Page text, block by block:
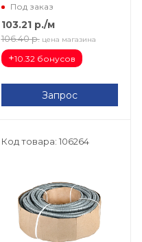
Под заказ
103.21р./м
106.40 р. цена магазина
+10.32 бонусов
Запрос
Код товара: 106264